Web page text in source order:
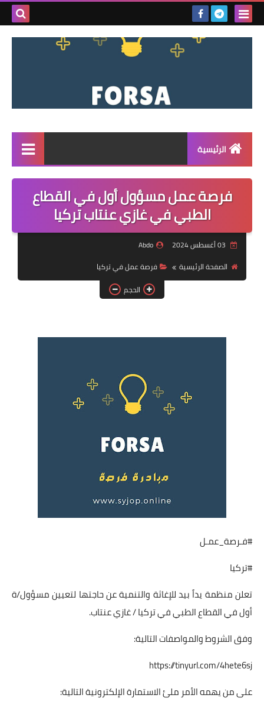
بحث
الرئيسية
القائمة
مناقصات
فرص عمل داخل سوريا
فرص عمل في العراق
فرص عمل في اليمن
فرصة عمل مسؤول أول في القطاع
الطبي في غازي عنتاب تركيا
Abdo
الصفحة الرئيسية
فرصة عمل في تركيا
الحجم
#فـرصة_عمـل
#تركيا
تعلن منظمة يداً بيد للإغاثة والتنمية عن حاجتها لتعيين مسؤول/ة
أول في القطاع الطبي في تركيا / غازي عنتاب.
وفق الشروط والمواصفات التالية:
https://tinyurl.com/4hete6sj
على من يهمه الأمر ملئ الاستمارة الإلكترونية التالية: